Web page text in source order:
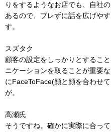
りをするようなお店でも、自社
あるので、ブレずに話を広げや
す。
スズタク
顧客の設定をしっかりとするこ
ニケーションを取ることが重要
にFaceToFace(顔と顔を合わせ
が。
高瀬氏
そうですね。確かに実際に合っ